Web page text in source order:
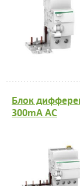
Блок
300mA AC